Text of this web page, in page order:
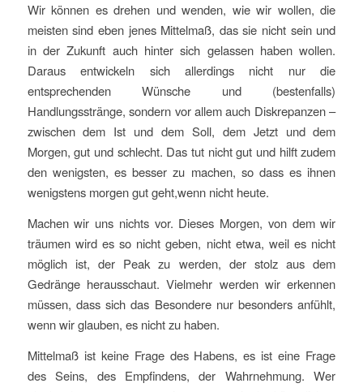
Wir können es drehen und wenden, wie wir wollen, die
meisten sind eben jenes Mittelmaß, das sie nicht sein und
in der Zukunft auch hinter sich gelassen haben wollen.
Daraus entwickeln sich allerdings nicht nur die
entsprechenden Wünsche und (bestenfalls)
Handlungsstränge, sondern vor allem auch Diskrepanzen –
zwischen dem Ist und dem Soll, dem Jetzt und dem
Morgen, gut und schlecht. Das tut nicht gut und hilft zudem
den wenigsten, es besser zu machen, so dass es ihnen
wenigstens morgen gut geht,wenn nicht heute.
Machen wir uns nichts vor. Dieses Morgen, von dem wir
träumen wird es so nicht geben, nicht etwa, weil es nicht
möglich ist, der Peak zu werden, der stolz aus dem
Gedränge herausschaut. Vielmehr werden wir erkennen
müssen, dass sich das Besondere nur besonders anfühlt,
wenn wir glauben, es nicht zu haben.
Mittelmaß ist keine Frage des Habens, es ist eine Frage
des Seins, des Empfindens, der Wahrnehmung. Wer